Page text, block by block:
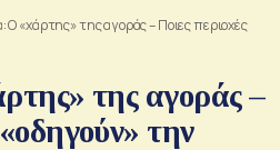
Ο «χάρτης» της αγοράς – Ποιες περιοχές
της αγοράς –
την